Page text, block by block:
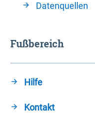
Datenquellen
Fußbereich
Hilfe
Kontakt